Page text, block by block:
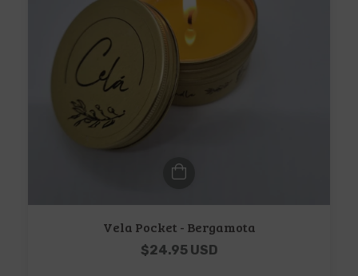
Vela Pocket - Bergamota
$24.95 USD